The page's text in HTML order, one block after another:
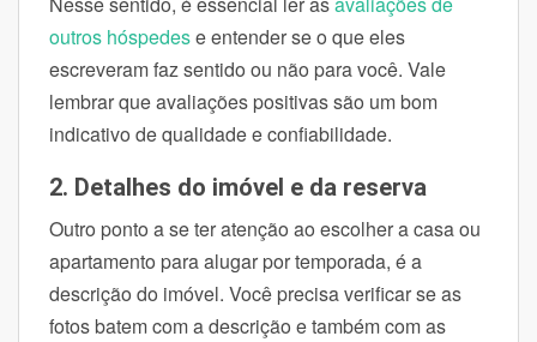
outros hóspedese entender se o que eles
escreveram faz sentido ou não para você. Vale
lembrar que avaliações positivas são um bom
indicativo de qualidade e confiabilidade.
2. Detalhes do imóvel e da reserva
Outro ponto a se ter atenção ao escolher a casa ou
apartamento para alugar por temporada, é a
descrição do imóvel. Você precisa verificar se as
fotos batem com a descrição e também com as